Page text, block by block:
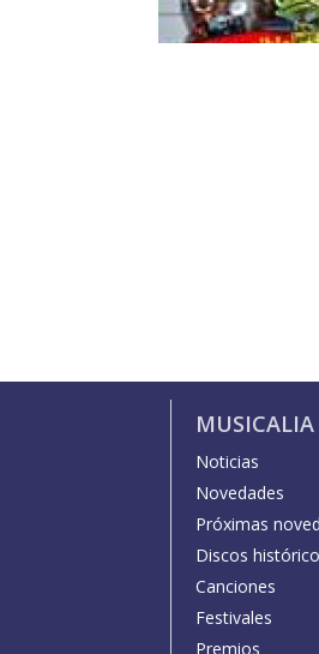
MUSICALIA
Noticias
Novedades
Próximas
Discos
Canciones
Festivales
Premios